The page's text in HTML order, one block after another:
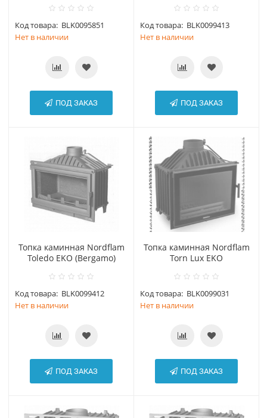
Код товара: BLK0095851
Нет в наличии
ПОД ЗАКАЗ
Код товара: BLK0099413
Нет в наличии
ПОД ЗАКАЗ
Топка каминная Nordflam
Toledo EKO (Bergamo)
Код товара: BLK0099412
Нет в наличии
ПОД ЗАКАЗ
Топка каминная Nordflam
Torn Lux EKO
Код товара: BLK0099031
Нет в наличии
ПОД ЗАКАЗ